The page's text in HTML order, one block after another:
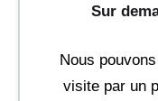
Sur
Nous
visite par un